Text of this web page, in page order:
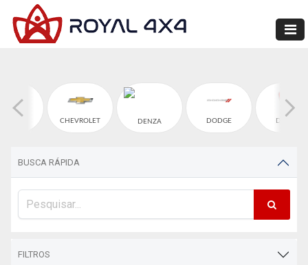
CHEVROLET DENZA DODGE DUCATI
BUSCA RÁPIDA
FILTROS